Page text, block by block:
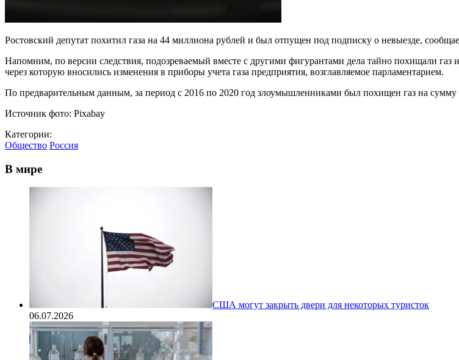
Ростовский депутат похитил газа на 44 миллиона рублей и был отпущен под подписку о невыезде,
Напомним, по версии следствия, подозреваемый вместе с другими фигурантами дела тайно похищали
через которую вносились изменения в приборы учета газа предприятия, возглавляемое парламентарием.
По предварительным данным, за период с 2016 по 2020 год злоумышленниками был похищен газ на
Источник фото: Pixabay
Категории:
Общество Россия
В мире
США могут закрыть двери для некоторых туристок
06.07.2026